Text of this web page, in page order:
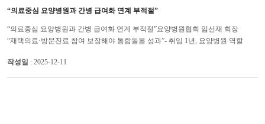
“의료중심 요양병원과 간병 급여화 연계 부적절”
“의료중심 요양병원과 간병 급여화 연계 부적절”요양병원협회 임선재 회장
“재택의료·방문진료 참여 보장해야 통합돌봄 성과”- 취임 1년, 요양병원 역할
작성일 : 2025-12-11